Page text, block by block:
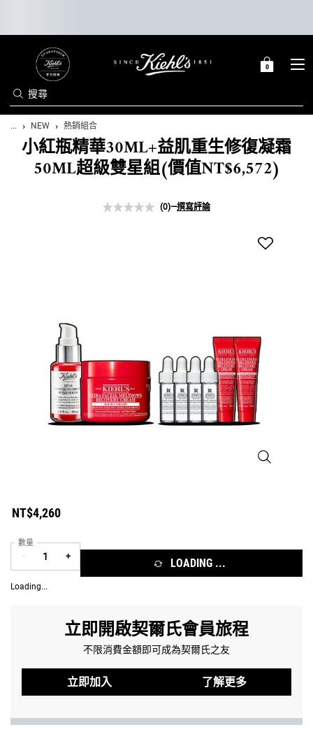
搜尋
購0
0 PRODUCT IN
Main content
... NEW 熱銷組合
小紅瓶精華30ML+益肌重生修復凝霜
50ML超級雙星組(價值NT$6,572)
(0)—撰寫評論
小紅瓶精華
NT$4,260
數量
+ LOADING ...
Loading...
立即開啟契爾氏會員旅程
不限消費金額即可成為契爾氏之友
立即加入 了解更多